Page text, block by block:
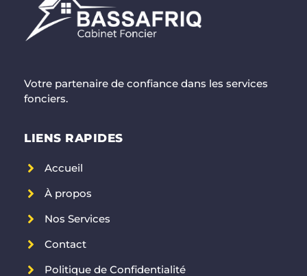
Votre partenaire de confiance dans les services
fonciers.
LIENS RAPIDES
Accueil
À propos
Nos Services
Contact
Politique de Confidentialité